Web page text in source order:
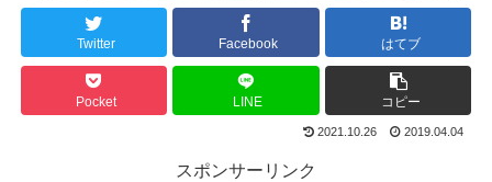
Twitter Facebook はてブ
Pocket LINE コピー
2021.10.26 2019.04.04
スポンサーリンク